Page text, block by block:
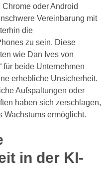
oder Android
Vereinbarung mit
die
zu sein. Diese
wie Dan Ives von
für beide Unternehmen
erhebliche Unsicherheit.
Aufspaltungen oder
haben sich zerschlagen,
Wachstums ermöglicht.
in der KI-